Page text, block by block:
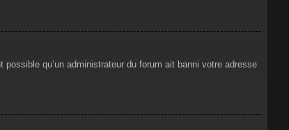
qu’un administrateur du forum ait banni votre adresse